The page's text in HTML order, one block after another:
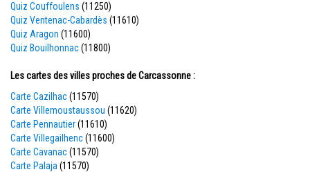
Quiz Couffoulens (11250)
Quiz Ventenac-Cabardès (11610)
Quiz Aragon (11600)
Quiz Bouilhonnac(11800)
Les cartes des villes proches de Carcassonne :
Carte Cazilhac(11570)
Carte Villemoustaussou (11620)
Carte Pennautier(11610)
Carte Villegailhenc(11600)
Carte Cavanac(11570)
Carte Palaja (11570)